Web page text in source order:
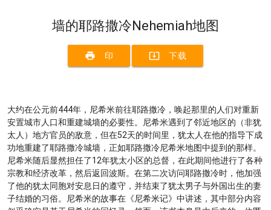
墙的耶路撒冷Nehemiah地图
print 印 system_update_alt 下载
大约在公元前444年，尼希米前往耶路撒冷，唤起那里的人们对重新
安置城市人口和重建城墙的必要性。尼希米遇到了邻近地区的（非犹
太人）地方官员的敌意，但在52天的时间里，犹太人在他的指导下成
功地重建了耶路撒冷城墙，正如耶路撒冷尼希米地图中提到的那样。
尼希米随后显然担任了12年犹太小区的总督，在此期间他进行了各种
宗教和经济改革，然后返回波斯。在第二次访问耶路撒冷时，他加强
了他的犹太同胞对安息日的遵守，并结束了犹太男子与外国出生的妻
子结婚的习俗。尼希米的故事在《尼希米记》中讲述，其中部分内容